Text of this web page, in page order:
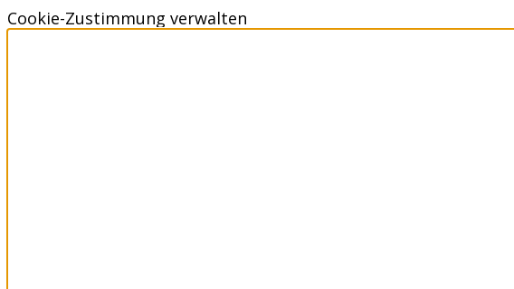
Cookie-Zustimmung verwalten